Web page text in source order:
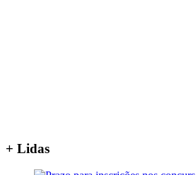
+ Lidas